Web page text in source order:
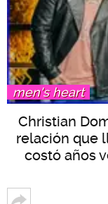
men's heart
Christian
relación que
costó años